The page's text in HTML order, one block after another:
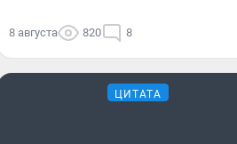
8 августа 820 8
ЦИТАТА